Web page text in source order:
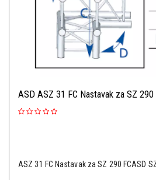
ASD ASZ 31 FC Nastavak za SZ 290
ASZ 31 FC Nastavak za SZ 290 FCASD